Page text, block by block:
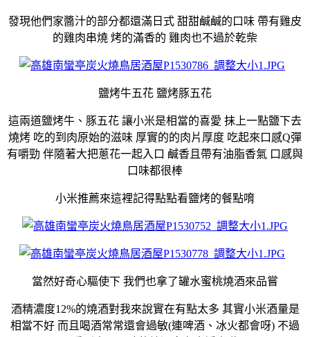
發現他們家醬汁的部分都還滿日式 甜甜鹹鹹的口味 帶有雞皮
的雞肉串燒 烤的滿香的 雞肉也不過於乾柴
鹽烤牛五花 鹽烤豚五花
這兩道鹽烤牛、豚五花 讓小米是相當的喜愛 抹上一點鹽下去
燒烤 吃的到肉原始的滋味 厚實的的肉片厚度 吃起來口感Q彈
有嚼勁 伴隨著大把蔥花一起入口 鹹香且帶有油脂香氣 口感與
口味都很棒
小米推薦來這裡記得點點看鹽烤的餐點唷
當然好奇心驅使下 我們也拿了罐水蜜桃燒酒來品嘗
酒精濃度12%的燒酒對我來說實在有點太多 其實小米酒量是
相當不好 而且喝酒常常還會過敏(連啤酒、冰火都會呀) 不過